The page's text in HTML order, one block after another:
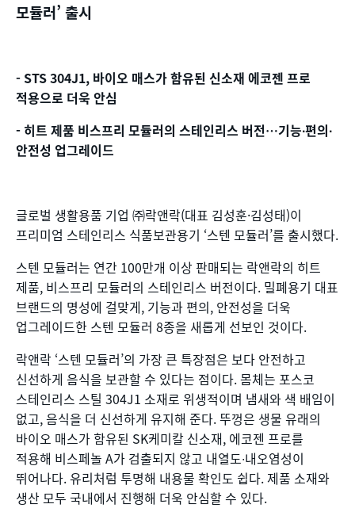
모듈러’ 출시
- STS 304J1, 바이오 매스가 함유된 신소재 에코젠 프로
적용으로 더욱 안심
- 히트 제품 비스프리 모듈러의 스테인리스 버전…기능∙편의∙
안전성 업그레이드
글로벌 생활용품 기업 ㈜락앤락(대표 김성훈·김성태)이
프리미엄 스테인리스 식품보관용기 ‘스텐 모듈러’를 출시했다.
스텐 모듈러는 연간 100만개 이상 판매되는 락앤락의 히트
제품, 비스프리 모듈러의 스테인리스 버전이다. 밀폐용기 대표
브랜드의 명성에 걸맞게, 기능과 편의, 안전성을 더욱
업그레이드한 스텐 모듈러 8종을 새롭게 선보인 것이다.
락앤락 ‘스텐 모듈러’의 가장 큰 특장점은 보다 안전하고
신선하게 음식을 보관할 수 있다는 점이다. 몸체는 포스코
스테인리스 스틸 304J1 소재로 위생적이며 냄새와 색 배임이
없고, 음식을 더 신선하게 유지해 준다. 뚜껑은 생물 유래의
바이오 매스가 함유된 SK케미칼 신소재, 에코젠 프로를
적용해 비스페놀 A가 검출되지 않고 내열도∙내오염성이
뛰어나다. 유리처럼 투명해 내용물 확인도 쉽다. 제품 소재와
생산 모두 국내에서 진행해 더욱 안심할 수 있다.